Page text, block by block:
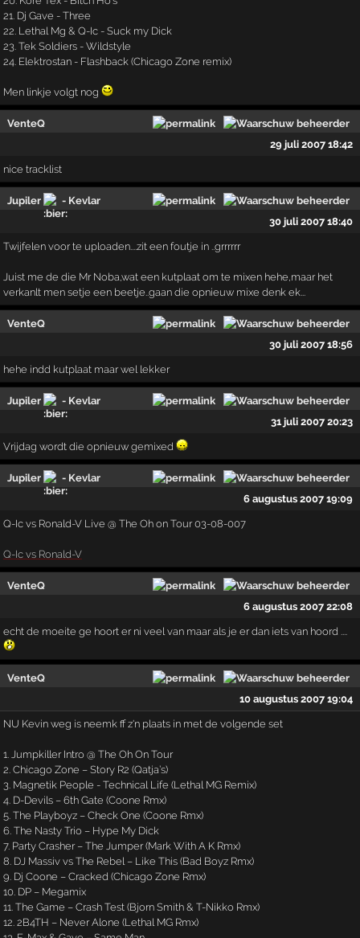
21. Dj Gave - Three
22. Lethal Mg & Q-Ic - Suck my Dick
23. Tek Soldiers - Wildstyle
24. Elektrostan - Flashback (Chicago Zone remix)
Men linkje volgt nog
VenteQ
29 juli 2007 18:42
nice tracklist
Jupiler
- Kevlar
30 juli 2007 18:40
Twijfelen voor te uploaden....zit een foutje in ..grrrrrr
Juist me de die Mr Noba,wat een kutplaat om te mixen hehe,maar het
verkanlt men setje een beetje..gaan die opnieuw mixe denk ek...
VenteQ
30 juli 2007 18:56
hehe indd kutplaat maar wel lekker
Jupiler
- Kevlar
31 juli 2007 20:23
Vrijdag wordt die opnieuw gemixed
Jupiler
- Kevlar
6 augustus 2007 19:09
Q-Ic vs Ronald-V Live @ The Oh on Tour 03-08-007
Q-Ic vs Ronald-V
VenteQ
6 augustus 2007 22:08
echt de moeite ge hoort er ni veel van maar als je er dan iets van hoord ....
VenteQ
10 augustus 2007 19:04
NU Kevin weg is neemk ff z'n plaats in met de volgende set
1. Jumpkiller Intro @ The Oh On Tour
2. Chicago Zone – Story R2 (Qatja’s)
3. Magnetik People - Technical Life (Lethal MG Remix)
4. D-Devils – 6th Gate (Coone Rmx)
5. The Playboyz – Check One (Coone Rmx)
6. The Nasty Trio – Hype My Dick
7. Party Crasher – The Jumper (Mark With A K Rmx)
8. DJ Massiv vs The Rebel – Like This (Bad Boyz Rmx)
9. Dj Coone – Cracked (Chicago Zone Rmx)
10. DP – Megamix
11. The Game – Crash Test (Bjorn Smith & T-Nikko Rmx)
12. 2B4TH – Never Alone (Lethal MG Rmx)